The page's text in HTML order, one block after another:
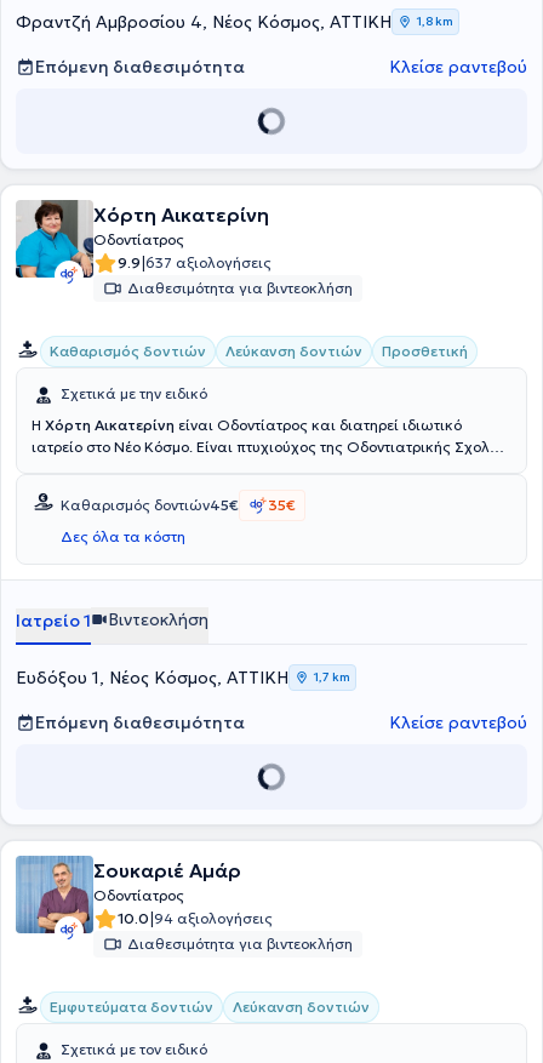
Φραντζή Αμβροσίου 4, Νέος Κόσμος, ΑΤΤΙΚΗ 1,8 km
Επόμενη διαθεσιμότητα Κλείσε ραντεβού
Χόρτη Αικατερίνη
Οδοντίατρος
9.9|637 αξιολογήσεις
Διαθεσιμότητα για βιντεοκλήση
Καθαρισμός δοντιών Λεύκανση δοντιών Προσθετική
Σχετικά με την ειδικό
Η Χόρτη Αικατερίνη είναι Οδοντίατρος και διατηρεί ιδιωτικό
ιατρείο στο Νέο Κόσμο. Είναι πτυχιούχος της Οδοντιατρικής Σχολής
χρόνια εμπειρίας στη γενική οδοντιατρική. Στο ιδιωτικό της ιατρείο
παρέχει υπηρεσίες καθαρισμού, φθορίωσης, σφραγίσματος,
προσθετικής, μασέλας και δωρεάν στοματικού ελέγχου. Τέλος, έχει
εξωτερικό με στόχο τη συνεχή επιμόρφωση στον τομέα της
Καθαρισμός δοντιών45€
35€
Δες όλα τα κόστη
Ιατρείο 1 Βιντεοκλήση
Ευδόξου 1, Νέος Κόσμος, ΑΤΤΙΚΗ 1,7 km
Επόμενη διαθεσιμότητα Κλείσε ραντεβού
Σουκαριέ Αμάρ
Οδοντίατρος
10.0|94 αξιολογήσεις
Διαθεσιμότητα για βιντεοκλήση
Εμφυτεύματα δοντιών Λεύκανση δοντιών
Σχετικά με τον ειδικό